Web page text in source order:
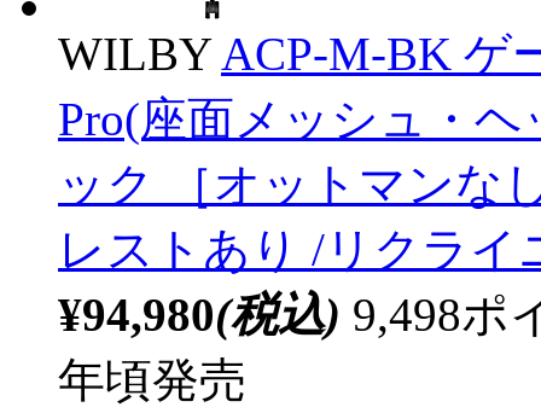
WILBY ACP-M-BK ゲ
Pro(座面メッシュ・
ック ［オットマンな
レストあり /リクライ
¥94,980(税込) 9,498ポ
年頃発売